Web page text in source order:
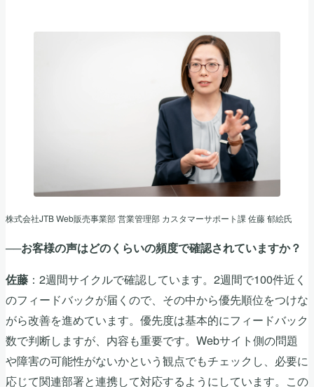
株式会社JTB Web販売事業部 営業管理部 カスタマーサポート課 佐藤 郁絵氏
──お客様の声はどのくらいの頻度で確認されていますか？
佐藤 ：2週間サイクルで確認しています。2週間で100件近く
のフィードバックが届くので、その中から優先順位をつけな
がら改善を進めています。優先度は基本的にフィードバック
数で判断しますが、内容も重要です。Webサイト側の問題
や障害の可能性がないかという観点でもチェックし、必要に
応じて関連部署と連携して対応するようにしています。この